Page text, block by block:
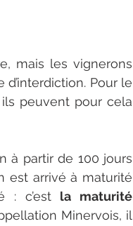
mais les vignerons
Pour le
peuvent pour cela
à partir de 100 jours
est arrivé à maturité
: c’est la maturité
Minervois, il